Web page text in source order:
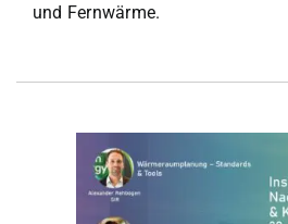
und Fernwärme.